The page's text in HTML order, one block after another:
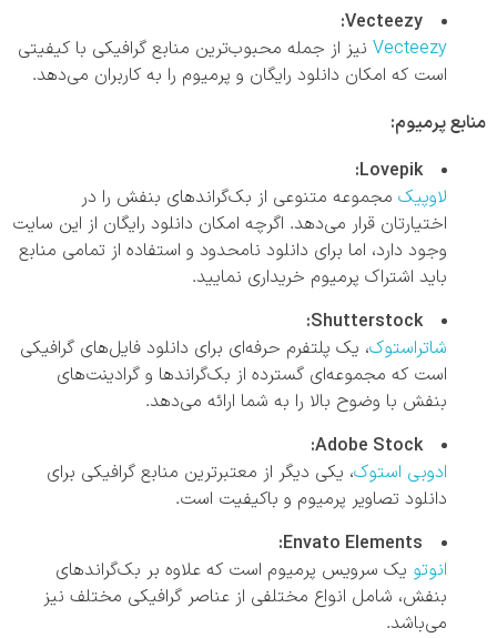
Vecteezy:
Vecteezy نیز از جمله محبوب‌ترین منابع گرافیکی با کیفیتی
است که امکان دانلود رایگان و پرمیوم را به کاربران می‌دهد.
منابع پرمیوم:
Lovepik:
لاوپیک مجموعه متنوعی از بک‌گراندهای بنفش را در
اختیارتان قرار می‌دهد. اگرچه امکان دانلود رایگان از این سایت
وجود دارد، اما برای دانلود نامحدود و استفاده از تمامی منابع
باید اشتراک پرمیوم خریداری نمایید.
Shutterstock:
شاتراستوک، یک پلتفرم حرفه‌ای برای دانلود فایل‌های گرافیکی
است که مجموعه‌ای گسترده از بک‌گراندها و گرادینت‌های
بنفش با وضوح بالا را به شما ارائه می‌دهد.
Adobe Stock:
ادوبی استوک، یکی دیگر از معتبرترین منابع گرافیکی برای
دانلود تصاویر پرمیوم و باکیفیت است.
Envato Elements:
انوتو یک سرویس پرمیوم است که علاوه بر بک‌گراندهای
بنفش، شامل انواع مختلفی از عناصر گرافیکی مختلف نیز
می‌باشد.